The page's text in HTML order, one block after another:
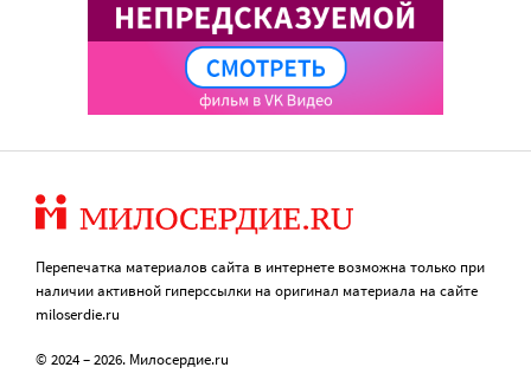
Перепечатка материалов сайта в интернете возможна только при
наличии активной гиперссылки на оригинал материала на сайте
miloserdie.ru
© 2024 – 2026. Милосердие.ru